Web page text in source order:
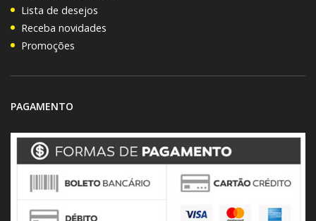
Lista de desejos
Receba novidades
Promoções
PAGAMENTO